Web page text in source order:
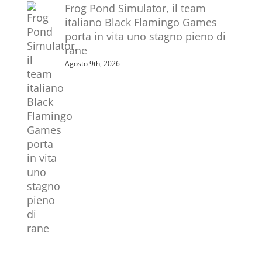
Frog Pond Simulator, il team
italiano Black Flamingo Games
porta in vita uno stagno pieno di
rane
Agosto 9th, 2026